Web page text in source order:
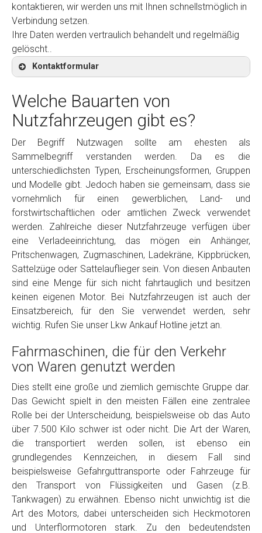
kontaktieren, wir werden uns mit Ihnen schnellstmöglich in
Verbindung setzen.
Ihre Daten werden vertraulich behandelt und regelmäßig
gelöscht..
Kontaktformular
Kontaktformular
Marke
Model
Baujahr
Getriebe
Bekannte Schäden
Kilometerstand
Preisvorstellung
Name*
Telefon
Email
Welche Bauarten von
Nutzfahrzeugen gibt es?
Der Begriff Nutzwagen sollte am ehesten als
Sammelbegriff verstanden werden. Da es die
unterschiedlichsten Typen, Erscheinungsformen, Gruppen
und Modelle gibt. Jedoch haben sie gemeinsam, dass sie
vornehmlich für einen gewerblichen, Land- und
forstwirtschaftlichen oder amtlichen Zweck verwendet
werden. Zahlreiche dieser Nutzfahrzeuge verfügen über
eine Verladeeinrichtung, das mögen ein Anhänger,
Pritschenwagen, Zugmaschinen, Ladekräne, Kippbrücken,
Sattelzüge oder Sattelauflieger sein. Von diesen Anbauten
sind eine Menge für sich nicht fahrtauglich und besitzen
keinen eigenen Motor. Bei Nutzfahrzeugen ist auch der
Einsatzbereich, für den Sie verwendet werden, sehr
wichtig. Rufen Sie unser Lkw Ankauf Hotline jetzt an.
Fahrmaschinen, die für den Verkehr
von Waren genutzt werden
Dies stellt eine große und ziemlich gemischte Gruppe dar.
Das Gewicht spielt in den meisten Fällen eine zentralee
Rolle bei der Unterscheidung, beispielsweise ob das Auto
über 7.500 Kilo schwer ist oder nicht. Die Art der Waren,
die transportiert werden sollen, ist ebenso ein
grundlegendes Kennzeichen, in diesem Fall sind
beispielsweise Gefahrguttransporte oder Fahrzeuge für
den Transport von Flüssigkeiten und Gasen (z.B.
Tankwagen) zu erwähnen. Ebenso nicht unwichtig ist die
Art des Motors, dabei unterscheiden sich Heckmotoren
und Unterflormotoren stark. Zu den bedeutendsten